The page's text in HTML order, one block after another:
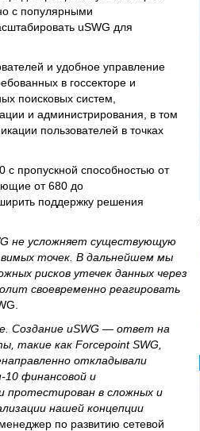
с популярными
uSWG для
и удобное управление
в госсекторе и
поисковых систем,
и администрирования, в том
пользователей в точках
пропускной способностью от
от 680 до
поддержку решения
не усложняет существующую
точек. В дальнейшем мы
рисков утечек данных через
своевременно реагировать
Создание uSWG — ответ на
такие как Forcepoint SWG,
откладывали
финансовой и
в сложных и
нашей концепции
менеджер по развитию сетевой